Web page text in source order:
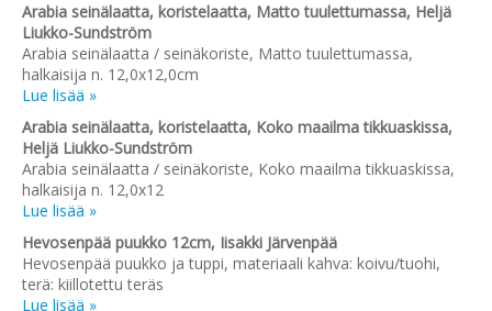
Arabia seinälaatta, koristelaatta, Matto tuulettumassa, Heljä
Liukko-Sundström
Arabia seinälaatta / seinäkoriste, Matto tuulettumassa,
halkaisija n. 12,0x12,0cm
Lue lisää »
Arabia seinälaatta, koristelaatta, Koko maailma tikkuaskissa,
Heljä Liukko-Sundström
Arabia seinälaatta / seinäkoriste, Koko maailma tikkuaskissa,
halkaisija n. 12,0x12
Lue lisää »
Hevosenpää puukko 12cm, Iisakki Järvenpää
Hevosenpää puukko ja tuppi, materiaali kahva: koivu/tuohi,
terä: kiillotettu teräs
Lue lisää »